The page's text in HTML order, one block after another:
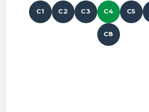
C1 C2 C3 C4 C5
C8